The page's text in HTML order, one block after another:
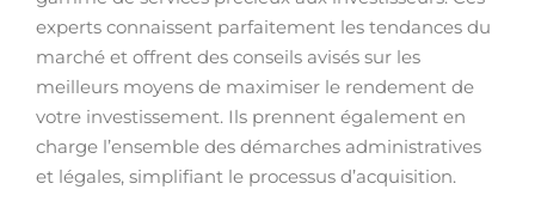
experts connaissent parfaitement les tendances du
marché et offrent des conseils avisés sur les
meilleurs moyens de maximiser le rendement de
votre investissement. Ils prennent également en
charge l’ensemble des démarches administratives
et légales, simplifiant le processus d’acquisition.